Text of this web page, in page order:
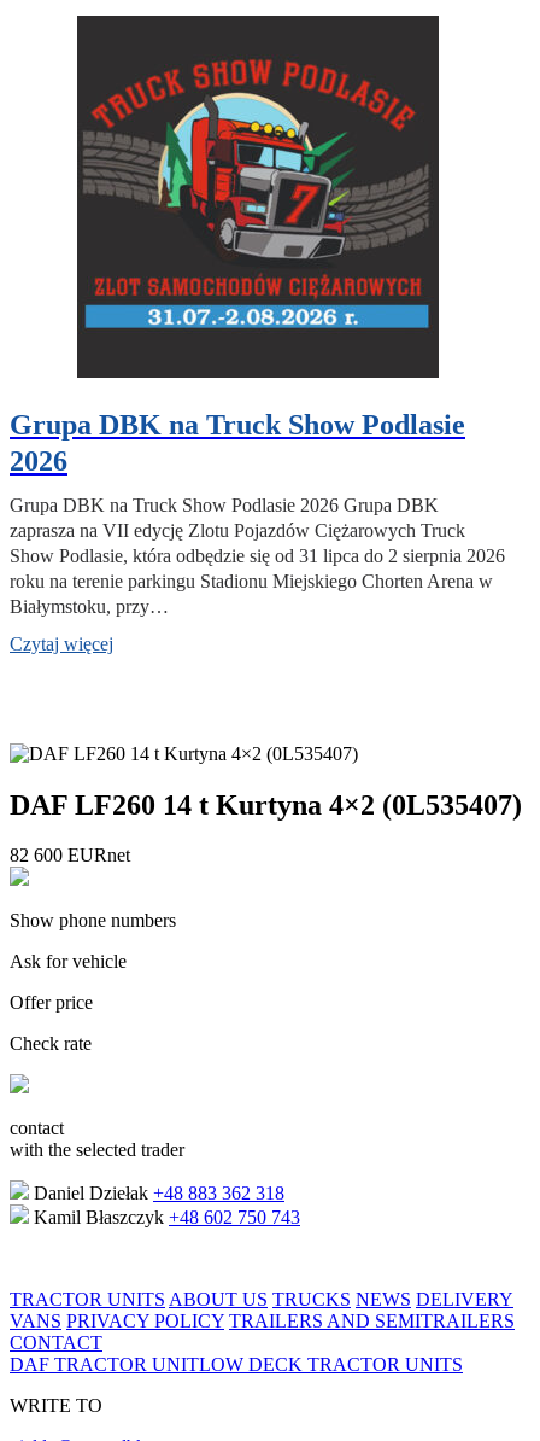
Grupa DBK na Truck Show Podlasie
2026
Grupa DBK na Truck Show Podlasie 2026 Grupa DBK
zaprasza na VII edycję Zlotu Pojazdów Ciężarowych Truck
Show Podlasie, która odbędzie się od 31 lipca do 2 sierpnia 2026
roku na terenie parkingu Stadionu Miejskiego Chorten Arena w
Białymstoku, przy…
Czytaj więcej
DAF LF260 14 t Kurtyna 4×2 (0L535407)
82 600 EURnet
Show phone numbers
Ask for vehicle
Offer price
Check rate
contact
with the selected trader
Daniel Dziełak +48 883 362 318
Kamil Błaszczyk +48 602 750 743
TRACTOR UNITS ABOUT US TRUCKS NEWS DELIVERY
VANS PRIVACY POLICY TRAILERS AND SEMITRAILERS
CONTACT
DAF TRACTOR UNITLOW DECK TRACTOR UNITS
WRITE TO